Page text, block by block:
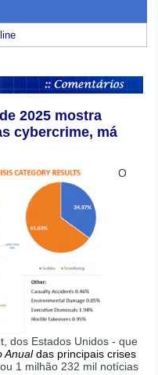
2025 mostra
cybercrime, má
O
dos Estados Unidos - que
Anualdas principais crises
1 milhão 232 mil notícias